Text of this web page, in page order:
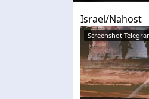
Israel/Nahost
Screenshot